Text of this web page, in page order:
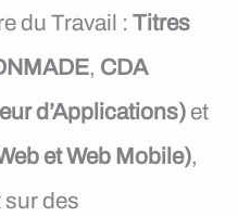
du Travail : Titres
, CDA
d’Applications) et
et Web Mobile),
des